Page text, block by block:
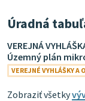
Úradná
VEREJNÁ
Územný plán
VEREJNÉ VYHLÁŠKY A
Zobraziť všetky